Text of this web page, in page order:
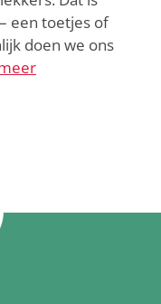
een toetjes of
doen we ons